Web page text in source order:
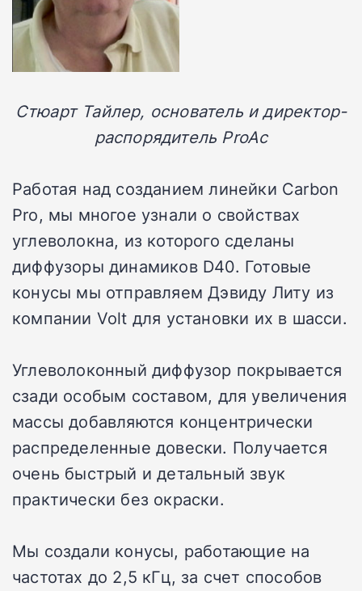
Стюарт Тайлер, основатель и директор-
распорядитель ProAc
Работая над созданием линейки Carbon
Pro, мы многое узнали о свойствах
углеволокна, из которого сделаны
диффузоры динамиков D40. Готовые
конусы мы отправляем Дэвиду Литу из
компании Volt для установки их в шасси.
Углеволоконный диффузор покрывается
сзади особым составом, для увеличения
массы добавляются концентрически
распределенные довески. Получается
очень быстрый и детальный звук
практически без окраски.
Мы создали конусы, работающие на
частотах до 2,5 кГц, за счет способов